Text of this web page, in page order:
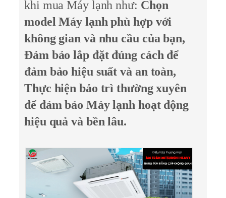
khi mua Máy lạnh như: Chọn
model Máy lạnh phù hợp với
không gian và nhu cầu của bạn,
Đảm bảo lắp đặt đúng cách để
đảm bảo hiệu suất và an toàn,
Thực hiện bảo trì thường xuyên
để đảm bảo Máy lạnh hoạt động
hiệu quả và bền lâu.